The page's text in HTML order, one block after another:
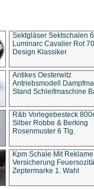
Sektgläser Sektschalen
Luminarc Cavalier Rot
Design Klassiker
Antikes Oesterwitz
Antriebsmodell
Stand Schleifmaschine
R&b Vorlegebesteck
Silber Robbe & Berking
Rosenmuster 6 Tlg.
Kpm Schale Mit Reklame
Versicherung
Zeptermarke 1. Wahl